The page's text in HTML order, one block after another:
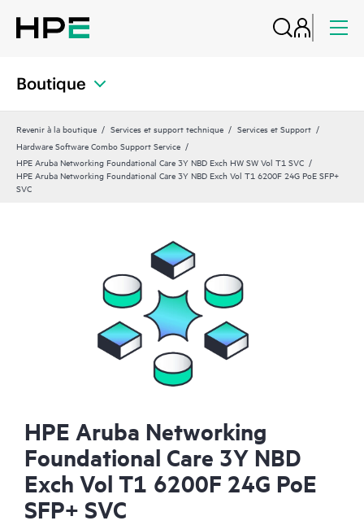
Boutique
Revenir à la boutique Services et support technique
Services et Support
Hardware Software Combo Support Service
HPE Aruba Networking Foundational Care 3Y NBD Exch HW SW Vol T1 SVC
HPE Aruba Networking Foundational Care 3Y NBD Exch Vol T1 6200F 24G PoE SFP+
SVC
HPE Aruba Networking
Foundational Care 3Y NBD
Exch Vol T1 6200F 24G PoE
SFP+ SVC